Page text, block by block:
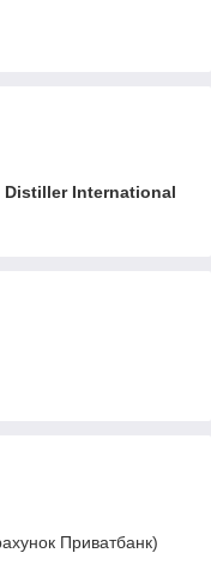
Distiller International
Приватбанк)